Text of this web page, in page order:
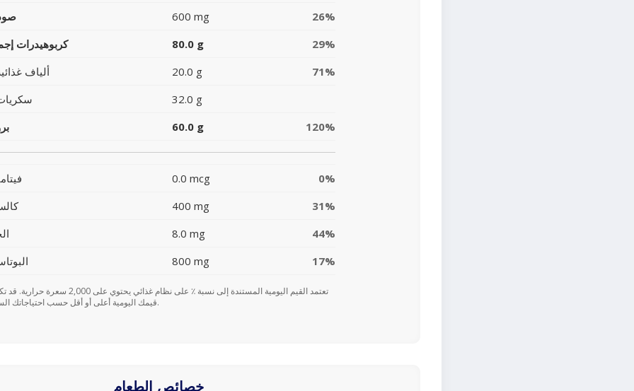
600 mg
26%
كربوهيدرات
80.0 g
29%
ألياف
20.0 g
71%
32.0 g
60.0 g 120%
0.0 mcg
0%
400 mg
31%
8.0 mg
44%
800 mg 17%
قيمك اليومية أعلى أو أقل حسب احتياجاتك السعرية.
خصائص الطعام